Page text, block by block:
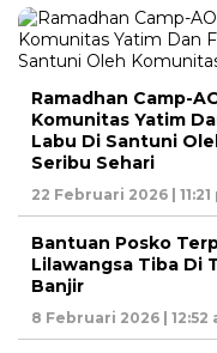
Ramadhan Camp-
Komunitas Yatim
Labu Di Santuni
Seribu Sehari
22 Februari 2026 | 11:21
Bantuan Posko
Lilawangsa Tiba Di
Banjir
8 Februari 2026 | 12:52